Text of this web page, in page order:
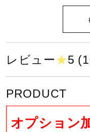
■サムディープカッ
で、さらなる一体感
握り
レビュー★5
PRODUCT
オプション